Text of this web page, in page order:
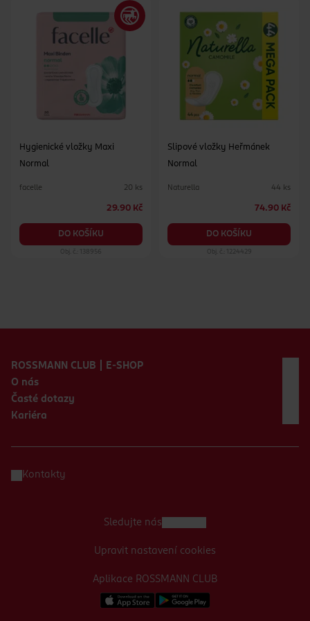
Hygienické vložky Maxi
Normal
facelle 20 ks
29.90 Kč
DO KOŠÍKU
Obj. č.: 138956
Slipové vložky Heřmánek
Normal
Naturella 44 ks
74.90 Kč
DO KOŠÍKU
Obj. č.: 1224429
ROSSMANN CLUB | E-SHOP
O nás
Časté dotazy
Kariéra
Kontakty
Aplikace ROSSMANN CLUB
Sledujte nás
Upravit nastavení cookies